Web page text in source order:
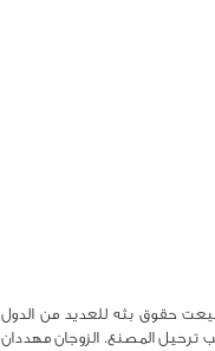
حقوق بثه للعديد من الدول
ترحيل المصنع. الزوجان مهددان